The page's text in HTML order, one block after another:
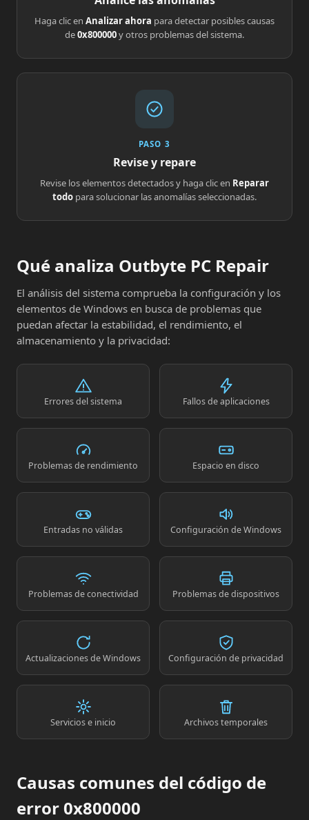
Haga clic en Analizar ahora para detectar posibles causas
de0x800000y otros problemas del sistema.
PASO 3
Revise y repare
Revise los elementos detectados y haga clic en Reparar
todo para solucionar las anomalías seleccionadas.
Qué analiza Outbyte PC Repair
El análisis del sistema comprueba la configuración y los
elementos de Windows en busca de problemas que
puedan afectar la estabilidad, el rendimiento, el
almacenamiento y la privacidad:
Errores del sistema Fallos de aplicaciones
Problemas de rendimiento Espacio en disco
Entradas no válidas Configuración de Windows
Problemas de conectividad Problemas de dispositivos
Actualizaciones de Windows Configuración de privacidad
Servicios e inicio Archivos temporales
Causas comunes del código de
error 0x800000